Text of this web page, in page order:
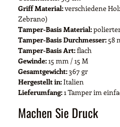
Griff Material:verschiedene
Zebrano)
Tamper-Basis Material:
Tamper-Basis Durchmesser: 58
Tamper-Basis Art:flach
Gewinde:15 mm / 15 M
Gesamtgewicht:367 gr
Hergestellt in:Italien
Lieferumfang:1 Tamper im
Machen Sie Druck